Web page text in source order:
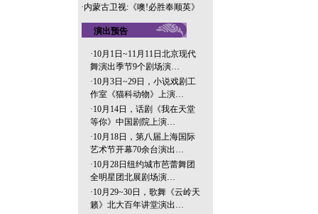
·内蒙古卫视:《噢!必胜奉顺英》
演出预告
·10月1日~11月11日北京现代
舞演出季节9个剧场演…
·10月3日~29日，小说戏剧工
作室《猫科动物》上演…
·10月14日，话剧《我在天堂
等你》中国剧院上演…
·10月18日，第八届上海国际
艺术节开幕70余台演出…
·10月28日纽约城市芭蕾舞团
全明星团北展剧场演…
·10月29~30日，歌舞《云岭天
籁》北大百年讲堂演出…